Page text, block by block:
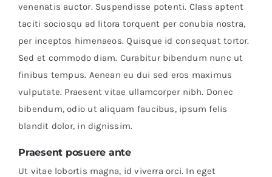
venenatis auctor. Suspendisse potenti. Class aptent
taciti sociosqu ad litora torquent per conubia nostra,
per inceptos himenaeos. Quisque id consequat tortor.
Sed et commodo diam. Curabitur bibendum nunc ut
finibus tempus. Aenean eu dui sed eros maximus
vulputate. Praesent vitae ullamcorper nibh. Donec
bibendum, odio ut aliquam faucibus, ipsum felis
blandit dolor, in dignissim.
Praesent posuere ante
Ut vitae lobortis magna, id viverra orci. In eget